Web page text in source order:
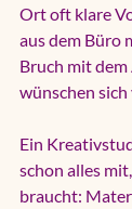
Ort oft klare
aus dem Büro
Bruch mit
wünschen sich
Ein
schon alles
braucht: